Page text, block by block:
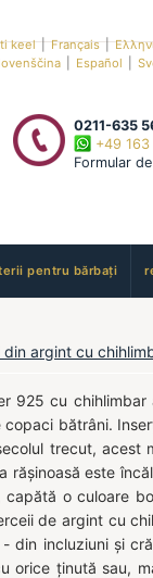
keel|Français|
Español
0211-635
+49 163
Formular
pentru bărbați
din argint cu
925 cu
bătrâni.
trecut,
rășinoasă este
o culoare
de argint cu
din incluziuni și
orice ținută sau,